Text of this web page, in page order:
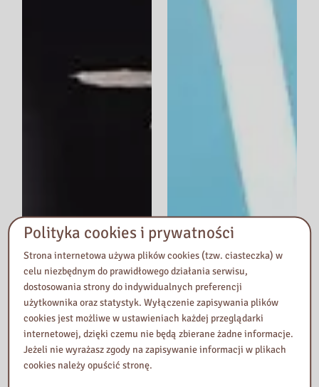
Polityka cookies i prywatności
Strona internetowa używa plików cookies (tzw. ciasteczka) w
celu niezbędnym do prawidłowego działania serwisu,
dostosowania strony do indywidualnych preferencji
użytkownika oraz statystyk. Wyłączenie zapisywania plików
cookies jest możliwe w ustawieniach każdej przeglądarki
internetowej, dzięki czemu nie będą zbierane żadne informacje.
Jeżeli nie wyrażasz zgody na zapisywanie informacji w plikach
cookies należy opuścić stronę.